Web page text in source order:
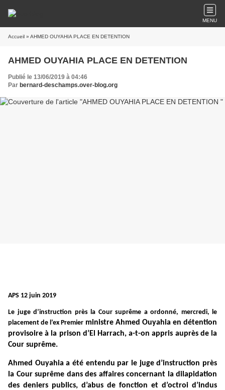
MENU
Accueil » AHMED OUYAHIA PLACE EN DETENTION
AHMED OUYAHIA PLACE EN DETENTION
Publié le 13/06/2019 à 04:46
Par bernard-deschamps.over-blog.org
APS 12 juin 2019
Le juge d’instruction près la Cour suprême a ordonné, mercredi, le
placement de l’ex Premier ministre Ahmed Ouyahia en détention
provisoire à la prison d’El Harrach, a-t-on appris auprès de la
Cour suprême.
Ahmed Ouyahia a été entendu par le juge d’instruction près
la Cour suprême dans des affaires concernant la dilapidation
des deniers publics, d’abus de fonction et d’octroi d’indus